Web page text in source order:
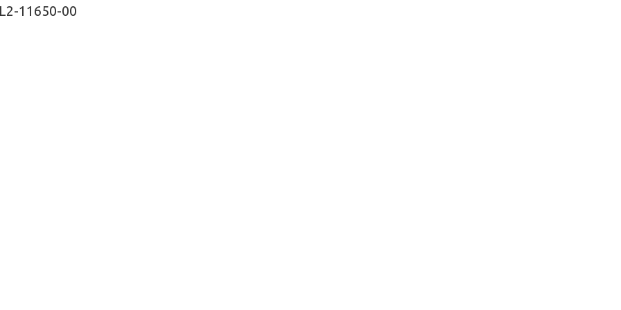
11650-00